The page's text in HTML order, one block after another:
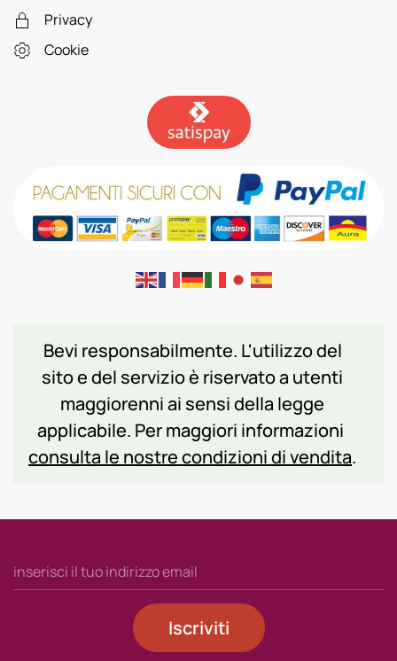
Privacy
Cookie
Bevi responsabilmente. L'utilizzo del
sito e del servizio è riservato a utenti
maggiorenni ai sensi della legge
applicabile. Per maggiori informazioni
consulta le nostre condizioni di vendita.
Iscriviti